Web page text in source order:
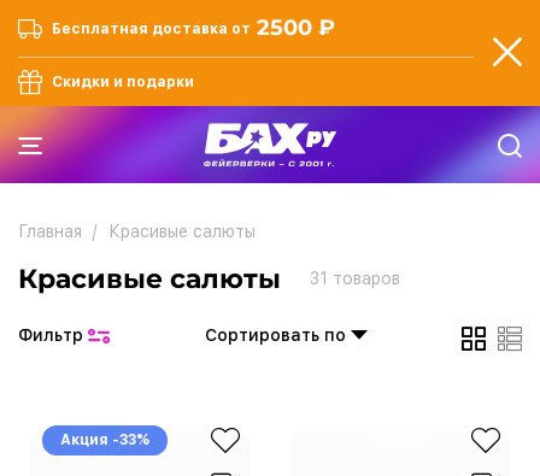
Бесплатная доставка от 2500 ₽
Скидки и подарки
Главная Красивые салюты
Красивые салюты 31 товаров
Фильтр Сортировать по
Акция -33%